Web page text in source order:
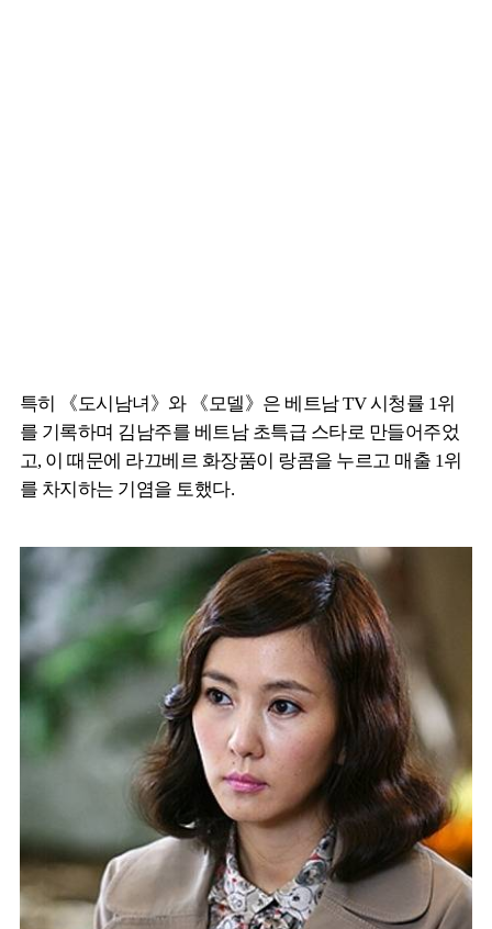
특히 《도시남녀》와 《모델》은 베트남 TV 시청률 1위
를 기록하며 김남주를 베트남 초특급 스타로 만들어주었
고, 이 때문에 라끄베르 화장품이 랑콤을 누르고 매출 1위
를 차지하는 기염을 토했다.